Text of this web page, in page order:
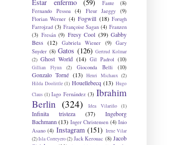
Estar enfermo (59) Fante
(8)
Fernando Pessoa
(4) Fleur Jaeggy
(9)
Florian Werner (4) Fogwill (18) Forugh
Farrojzad (3) Françoise Sagan (4) Franzen
(3) Fresán (9) Fresy Cool (39) Gabby
Bess (12) Gabriela Wiener (9)
Gary
Snyder (8) Gatos (126) Gertrud Kolmar
(2) Ghost World (14) Gil Padrol (10)
Gillian Flynn (2) Gioconda Belli (10)
Gonzalo Torné (13) Henri Michaux (2)
Hilda Doolittle (1) Houellebecq (13) Hugo
Claus (1) Iago Fernández (3) Ibrahim
Berlin (324) Idea Vilariño (1)
Infinita tristeza (37)
Ingeborg
Bachmann (13) Inger Christensen (4) Inio
Asano (4) Instagram (151) Irene Vilar
(2)Isla Correyero(2) Jack Kerouac (8) Jacob